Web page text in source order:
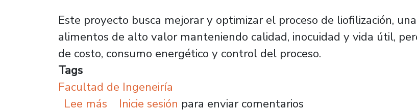
Este proyecto busca mejorar y optimizar el proceso de liofilización,
alimentos de alto valor manteniendo calidad, inocuidad y vida útil,
de costo, consumo energético y control del proceso.
Tags
Facultad de Ingeneiría
Lee más sobre Académicos FING participan en proyecto Dicyt para
Inicie sesión para enviar comentarios